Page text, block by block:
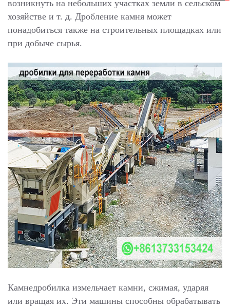
возникнуть на небольших участках земли в сельском
хозяйстве и т. д. Дробление камня может
понадобиться также на строительных площадках или
при добыче сырья.
Камнедробилка измельчает камни, сжимая, ударяя
или вращая их. Эти машины способны обрабатывать